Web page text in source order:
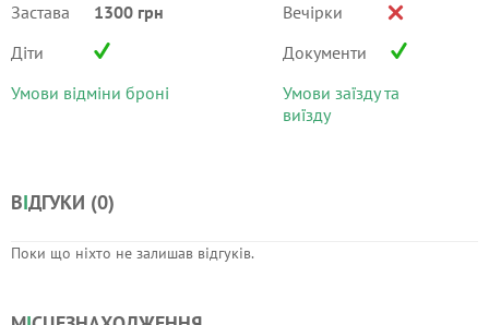
Застава
1300 грн
Діти
Умови відміни броні
Вечірки
Документи
Умови заїзду та
виїзду
ВІДГУКИ (0)
Поки що ніхто не залишав відгуків.